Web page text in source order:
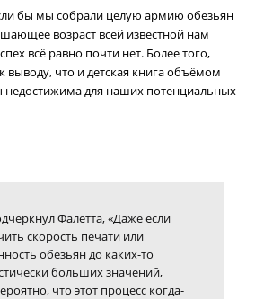
бы мы собрали целую армию обезьян
возраст всей известной нам
всё равно почти нет. Более того,
выводу, что и детская книга объёмом
недостижима для наших потенциальных
Фалетта, «Даже если
скорость печати или
обезьян до каких-то
больших значений,
что этот процесс когда-